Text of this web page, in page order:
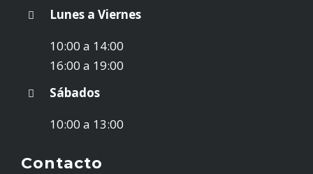
STOCK VEHÍCULOS
¿VENDES TU COCHE?
Lunes a Viernes
10:00 a 14:00
16:00 a 19:00
Sábados
10:00 a 13:00
Contacto